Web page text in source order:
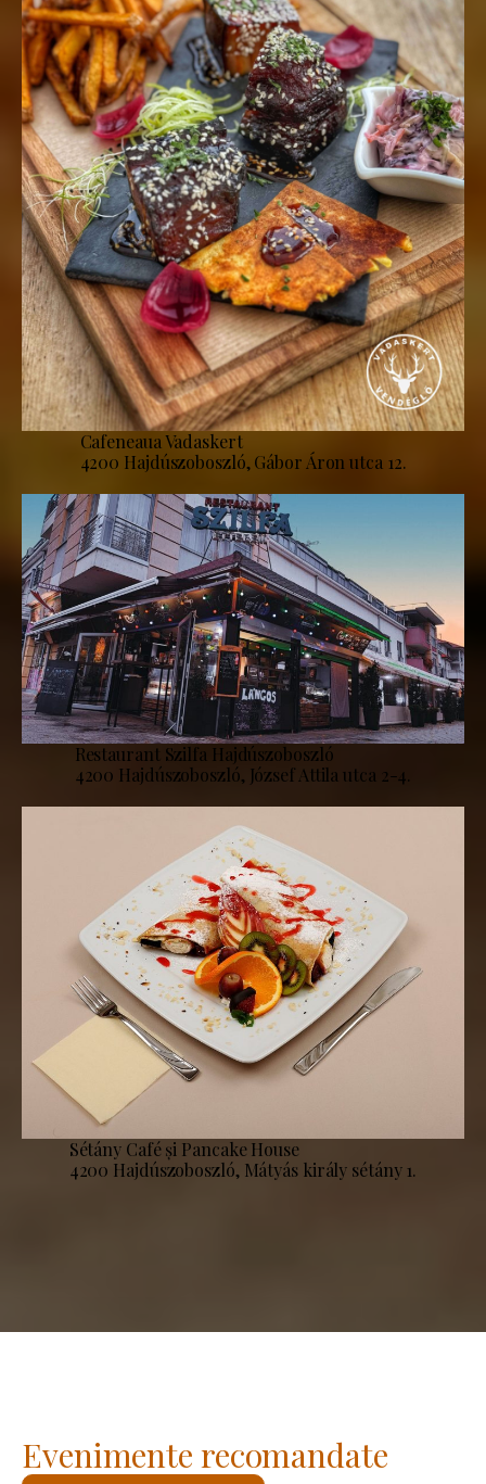
Cafeneaua Vadaskert
4200 Hajdúszoboszló, Gábor Áron utca 12.
Restaurant Szilfa Hajdúszoboszló
4200 Hajdúszoboszló, József Attila utca 2-4.
Sétány Café și Pancake House
4200 Hajdúszoboszló, Mátyás király sétány 1.
Evenimente recomandate